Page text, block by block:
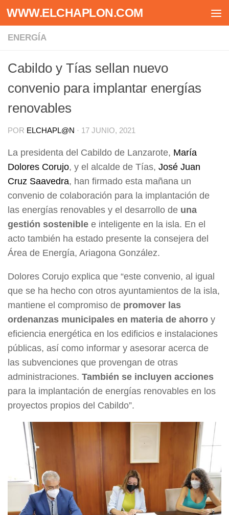
Saltar al contenido
WWW.ELCHAPLON.COM
ENERGÍA
Cabildo y Tías sellan nuevo
convenio para implantar energías
renovables
POR ELCHAPL@N · 17 JUNIO, 2021
La presidenta del Cabildo de Lanzarote, María
Dolores Corujo, y el alcalde de Tías, José Juan
Cruz Saavedra, han firmado esta mañana un
convenio de colaboración para la implantación de
las energías renovables y el desarrollo de una
gestión sostenible e inteligente en la isla. En el
acto también ha estado presente la consejera del
Área de Energía, Ariagona González.
Dolores Corujo explica que “este convenio, al igual
que se ha hecho con otros ayuntamientos de la isla,
mantiene el compromiso de promover las
ordenanzas municipales en materia de ahorro y
eficiencia energética en los edificios e instalaciones
públicas, así como informar y asesorar acerca de
las subvenciones que provengan de otras
administraciones. También se incluyen acciones
para la implantación de energías renovables en los
proyectos propios del Cabildo”.